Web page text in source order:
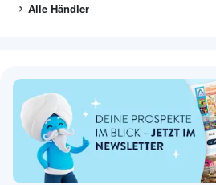
Alle Händler